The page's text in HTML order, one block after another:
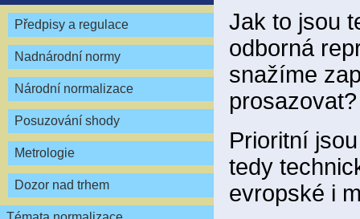
Předpisy a regulace
Nadnárodní normy
Národní normalizace
Posuzování shody
Metrologie
Dozor nad trhem
Jak to jsou
odborná
snažíme
prosazovat?
Prioritní
tedy
evropské i